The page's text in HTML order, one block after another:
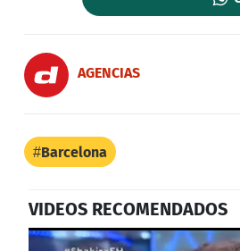
AGENCIAS
Barcelona
VIDEOS RECOMENDADOS